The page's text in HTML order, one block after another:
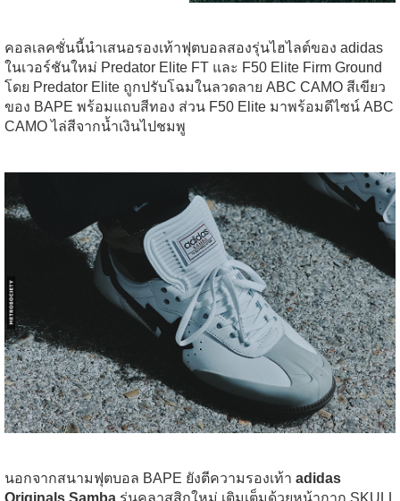
คอลเลคชั่นนี้นำเสนอรองเท้าฟุตบอลสองรุ่นไฮไลต์ของ adidas
ในเวอร์ชันใหม่ Predator Elite FT และ F50 Elite Firm Ground
โดย Predator Elite ถูกปรับโฉมในลวดลาย ABC CAMO สีเขียว
ของ BAPE พร้อมแถบสีทอง ส่วน F50 Elite มาพร้อมดีไซน์ ABC
CAMO ไล่สีจากน้ำเงินไปชมพู
นอกจากสนามฟุตบอล BAPE ยังตีความรองเท้า adidas